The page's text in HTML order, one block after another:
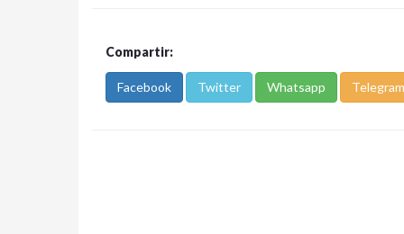
Compartir:
Facebook Twitter Whatsapp Telegram